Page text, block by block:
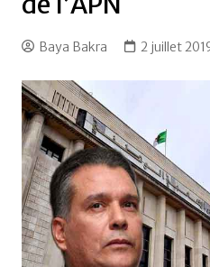
Baya Bakra 2 juillet